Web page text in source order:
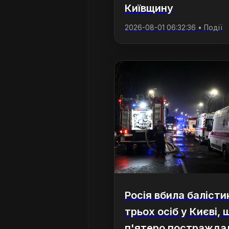
Київщину
2026-08-01 06:32:36 • Події
Росія вбила
трьох осіб у Києві,